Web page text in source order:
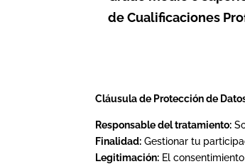
de Cualificaciones
Cláusula de Protección de
Responsable del tratamiento:
Finalidad: Gestionar tu
Legitimación: El